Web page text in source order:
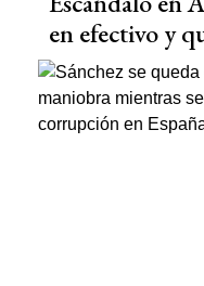
en efectivo y